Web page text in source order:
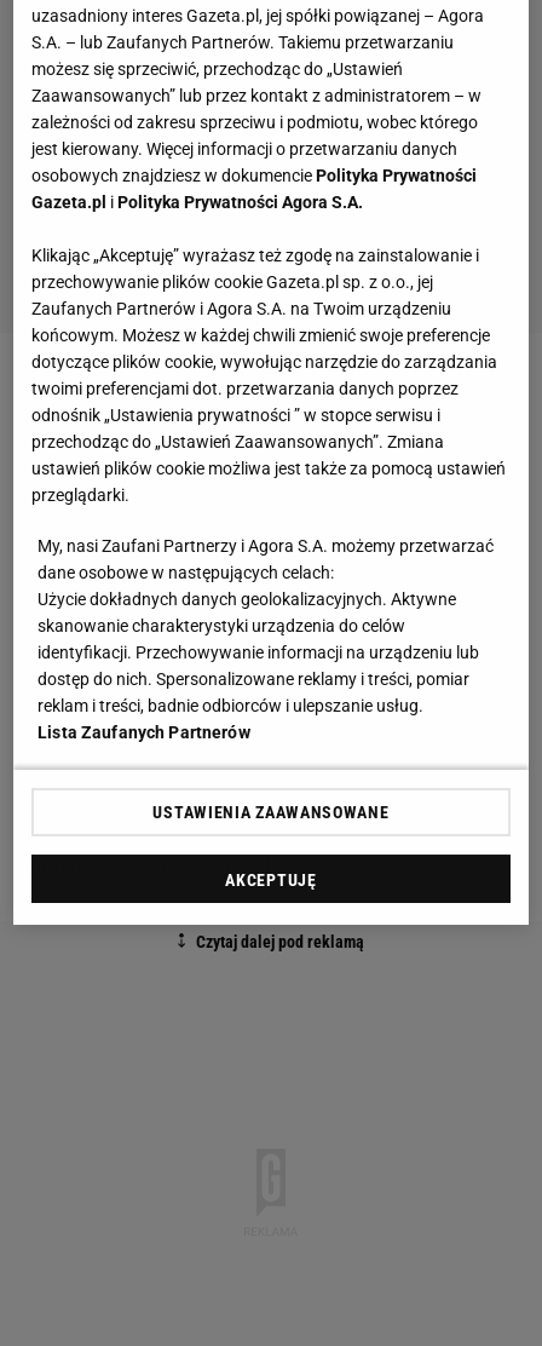
Początek spotkania w Katowicach nie zapowiadał,
że gospodarze przerwą serię czterech kolejnych
porażek. Zaczęło się bowiem od trafienia gości.
Legniczan na prowadzenie celnym strzałem głową
o przydomku "Marquitos" miał jeszcze dwie dobre
okazje do podwyższeniawyniku, ale przed przerwą z
rzutu wolnego trafił w poprzeczkę, a niedługo przed
końcem strzelił niecelnie mając przed sobą tylko
bramkarza Rozwoju.
Losymeczurozstrzygnęły się w ostatnich minutach.
Do wyrównania doprowadził Adam Czerkas, a w
doliczonym czasie zwycięskiego gola dla katowiczan
uzasadniony interes Gazeta.pl, jej spółki powiązanej – Agora
S.A. – lub Zaufanych Partnerów. Takiemu przetwarzaniu
możesz się sprzeciwić, przechodząc do „Ustawień
Zaawansowanych” lub przez kontakt z administratorem – w
zależności od zakresu sprzeciwu i podmiotu, wobec którego
jest kierowany. Więcej informacji o przetwarzaniu danych
osobowych znajdziesz w dokumenciePolityka Prywatności
Gazeta.pl iPolityka Prywatności Agora S.A.
Klikając „Akceptuję” wyrażasz też zgodę na zainstalowanie i
przechowywanie plików cookie Gazeta.pl sp. z o.o., jej
Zaufanych Partnerów i Agora S.A. na Twoim urządzeniu
końcowym. Możesz w każdej chwili zmienić swoje preferencje
dotyczące plików cookie, wywołując narzędzie do zarządzania
twoimi preferencjami dot. przetwarzania danych poprzez
odnośnik „Ustawienia prywatności ” w stopce serwisu i
przechodząc do „Ustawień Zaawansowanych”. Zmiana
ustawień plików cookie możliwa jest także za pomocą ustawień
przeglądarki.
My, nasi Zaufani Partnerzy i Agora S.A. możemy przetwarzać
dane osobowe w następujących celach:
Użycie dokładnych danych geolokalizacyjnych. Aktywne
skanowanie charakterystyki urządzenia do celów
identyfikacji. Przechowywanie informacji na urządzeniu lub
dostęp do nich. Spersonalizowane reklamy i treści, pomiar
reklam i treści, badnie odbiorców i ulepszanie usług.
Lista Zaufanych Partnerów
USTAWIENIA ZAAWANSOWANE
AKCEPTUJĘ